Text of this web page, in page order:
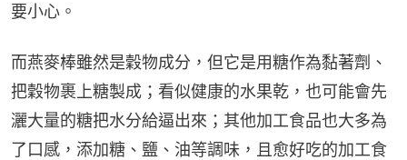
要小心。
而燕麥棒雖然是穀物成分，但它是用糖作為黏著劑、
把穀物裹上糖製成；看似健康的水果乾，也可能會先
灑大量的糖把水分給逼出來；其他加工食品也大多為
了口感，添加糖、鹽、油等調味，且愈好吃的加工食